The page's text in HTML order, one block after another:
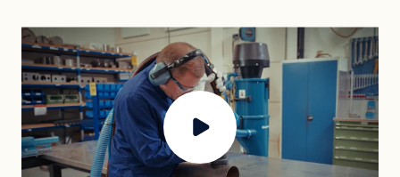
fonctionnalités. Vous pouvez modifier vos
préférences à tout moment.
En savoir plus
Accepter tous les cookies